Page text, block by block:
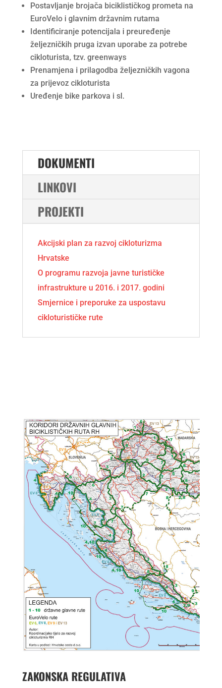
Postavljanje brojača biciklističkog prometa na
EuroVelo i glavnim državnim rutama
Identificiranje potencijala i preuređenje
željezničkih pruga izvan uporabe za potrebe
cikloturista, tzv. greenways
Prenamjena i prilagodba željezničkih vagona
za prijevoz cikloturista
Uređenje bike parkova i sl.
DOKUMENTI
LINKOVI
PROJEKTI
Akcijski plan za razvoj cikloturizma
Hrvatske
O programu razvoja javne turističke
infrastrukture u 2016. i 2017. godini
Smjernice i preporuke za uspostavu
cikloturističke rute
ZAKONSKA REGULATIVA